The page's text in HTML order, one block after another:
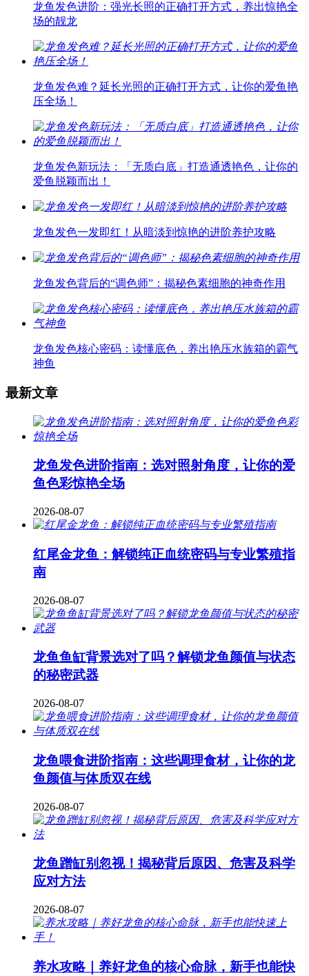
龙鱼发色进阶：强光长照的正确打开方式，养出惊艳全
场的靓龙
龙鱼发色难？延长光照的正确打开方式，让你的爱鱼艳
压全场！
龙鱼发色新玩法：「无质白底」打造通透艳色，让你的
爱鱼脱颖而出！
龙鱼发色一发即红！从暗淡到惊艳的进阶养护攻略
龙鱼发色背后的“调色师”：揭秘色素细胞的神奇作用
龙鱼发色核心密码：读懂底色，养出艳压水族箱的霸气
神鱼
最新文章
龙鱼发色进阶指南：选对照射角度，让你的爱
鱼色彩惊艳全场
2026-08-07
红尾金龙鱼：解锁纯正血统密码与专业繁殖指
南
2026-08-07
龙鱼鱼缸背景选对了吗？解锁龙鱼颜值与状态
的秘密武器
2026-08-07
龙鱼喂食进阶指南：这些调理食材，让你的龙
鱼颜值与体质双在线
2026-08-07
龙鱼蹭缸别忽视！揭秘背后原因、危害及科学
应对方法
2026-08-07
养水攻略｜养好龙鱼的核心命脉，新手也能快